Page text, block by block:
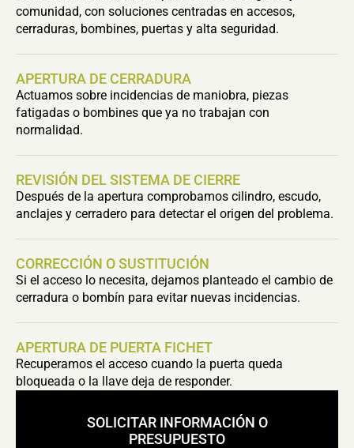
comunidad, con soluciones centradas en accesos,
cerraduras, bombines, puertas y alta seguridad.
APERTURA DE CERRADURA
Actuamos sobre incidencias de maniobra, piezas
fatigadas o bombines que ya no trabajan con
normalidad.
REVISIÓN DEL SISTEMA DE CIERRE
Después de la apertura comprobamos cilindro, escudo,
anclajes y cerradero para detectar el origen del problema.
CORRECCIÓN O SUSTITUCIÓN
Si el acceso lo necesita, dejamos planteado el cambio de
cerradura o bombín para evitar nuevas incidencias.
APERTURA DE PUERTA FICHET
Recuperamos el acceso cuando la puerta queda
bloqueada o la llave deja de responder.
SOLICITAR INFORMACIÓN O
PRESUPUESTO